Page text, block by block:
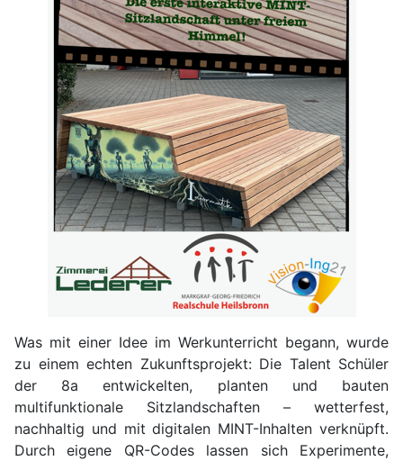
Was mit einer Idee im Werkunterricht begann, wurde
zu einem echten Zukunftsprojekt: Die Talent Schüler
der 8a entwickelten, planten und bauten
multifunktionale Sitzlandschaften – wetterfest,
nachhaltig und mit digitalen MINT-Inhalten verknüpft.
Durch eigene QR-Codes lassen sich Experimente,